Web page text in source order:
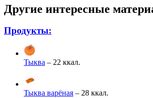
Другие интересные
Продукты:
Тыква – 22 ккал.
Тыква варёная – 28 ккал.